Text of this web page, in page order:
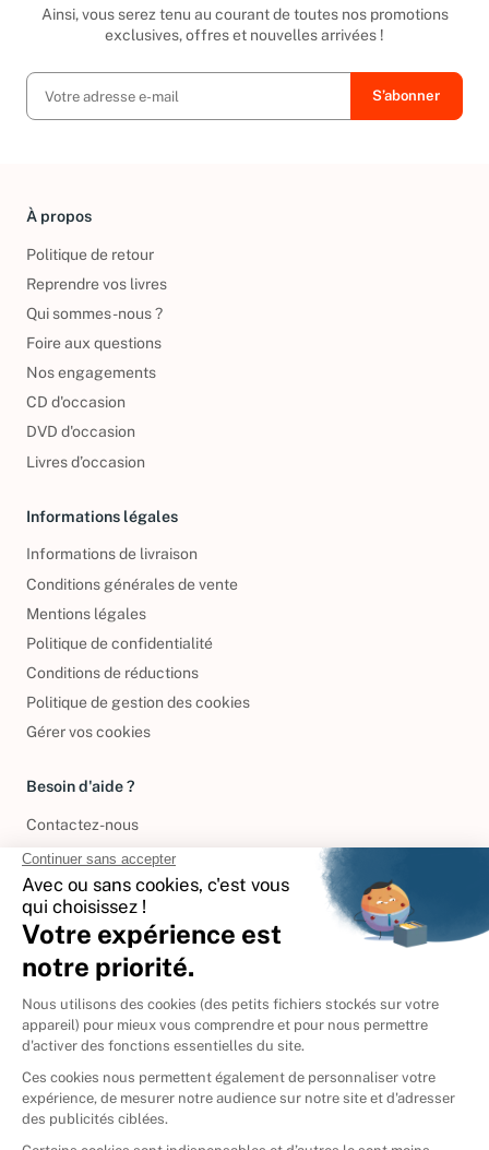
Ainsi, vous serez tenu au courant de toutes nos promotions
exclusives, offres et nouvelles arrivées !
À propos
Politique de retour
Reprendre vos livres
Qui sommes-nous ?
Foire aux questions
Nos engagements
CD d'occasion
DVD d'occasion
Livres d’occasion
Informations légales
Informations de livraison
Conditions générales de vente
Mentions légales
Politique de confidentialité
Conditions de réductions
Politique de gestion des cookies
Gérer vos cookies
Besoin d'aide ?
Contactez-nous
International
🇪🇸Espagne
🇮🇹Italie
Donner vos livres